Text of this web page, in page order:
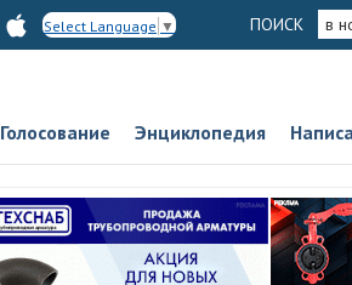
Select Language ▼ ПОИСК в
Голосование Энциклопедия